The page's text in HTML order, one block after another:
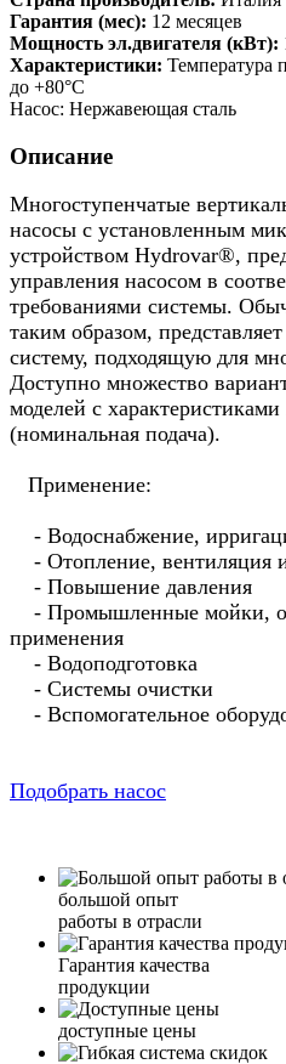
Гарантия (мес): 12 месяцев
Мощность эл.двигателя (кВт):
Характеристики: Температура
до +80°C
Насос: Нержавеющая сталь
Описание
Многоступенчатые
насосы с установленным
устройством Hydrovar®,
управления насосом в
требованиями системы.
таким образом,
систему, подходящую для
Доступно множество
моделей с
(номинальная подача).
Применение:
- Водоснабжение,
- Отопление, вентиляция
- Повышение давления
- Промышленные мойки,
применения
- Водоподготовка
- Системы очистки
- Вспомогательное
Подобрать насос
большой опыт
работы в отрасли
Гарантия качества
продукции
доступные цены